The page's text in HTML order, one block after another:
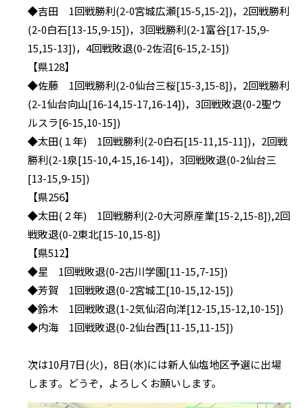
◆吉田 1回戦勝利(2-0宮城広瀬[15-5,15-2])，2回戦勝利
(2-0白石[13-15,9-15])，3回戦勝利(2-1富谷[17-15,9-
15,15-13])，4回戦敗退(0-2佐沼[6-15,2-15])
【県128】
◆佐藤 1回戦勝利(2-0仙台三桜[15-3,15-8])，2回戦勝利
(2-1仙台向山[16-14,15-17,16-14])，3回戦敗退(0-2聖ウ
ルスラ[6-15,10-15])
◆太田(１年) 1回戦勝利(2-0白石[15-11,15-11])，2回戦
勝利(2-1泉[15-10,4-15,16-14])，3回戦敗退(0-2仙台三
[13-15,9-15])
【県256】
◆太田(２年) 1回戦勝利(2-0大河原産業[15-2,15-8]),2回
戦敗退(0-2東北[15-10,15-8])
【県512】
◆星 1回戦敗退(0-2古川学園[11-15,7-15])
◆芳賀 1回戦敗退(0-2宮城工[10-15,12-15])
◆鈴木 1回戦敗退(1-2気仙沼向洋[12-15,15-12,10-15])
◆内海 1回戦敗退(0-2仙台西[11-15,11-15])
次は10月7日(火)，8日(水)には新人仙塩地区予選に出場
します。どうぞ，よろしくお願いします。